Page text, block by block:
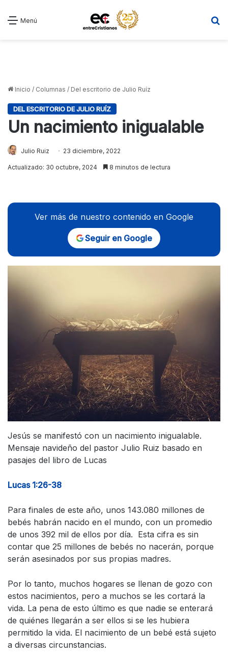
Menú
Inicio / Columnas / Del escritorio de Julio Ruíz
DEL ESCRITORIO DE JULIO RUÍZ
Un nacimiento inigualable
Julio Ruiz 23 diciembre, 2022
Actualizado: 30 octubre, 2024 8 minutos de lectura
Ver más de nuestro contenido en Google
Seguir en Google
Jesús se manifestó con un nacimiento inigualable.
Mensaje navideño del pastor Julio Ruiz basado en
pasajes del libro de Lucas
Lucas 1:26-38
Para finales de este año, unos 143.080 millones de
bebés habrán nacido en el mundo, con un promedio
de unos 392 mil de ellos por día. Esta cifra es sin
contar que 25 millones de bebés no nacerán, porque
serán asesinados por sus propias madres.
Por lo tanto, muchos hogares se llenan de gozo con
estos nacimientos, pero a muchos se les cortará la
vida. La pena de esto último es que nadie se enterará
de quiénes llegarán a ser ellos si se les hubiera
permitido la vida. El nacimiento de un bebé está sujeto
a diversas circunstancias.